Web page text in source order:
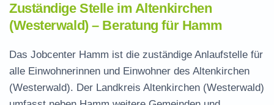
Zuständige Stelle im Altenkirchen
(Westerwald) – Beratung für Hamm
Das Jobcenter Hamm ist die zuständige Anlaufstelle für
alle Einwohnerinnen und Einwohner des Altenkirchen
(Westerwald). Der Landkreis Altenkirchen (Westerwald)